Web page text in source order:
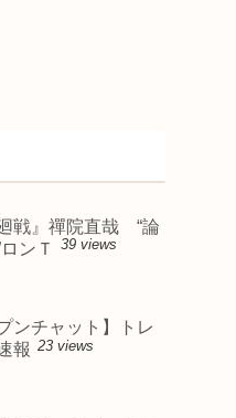
廻戦』禪院直哉 “論
ンＴ
39 views
ンチャット】トレ
報 23 views